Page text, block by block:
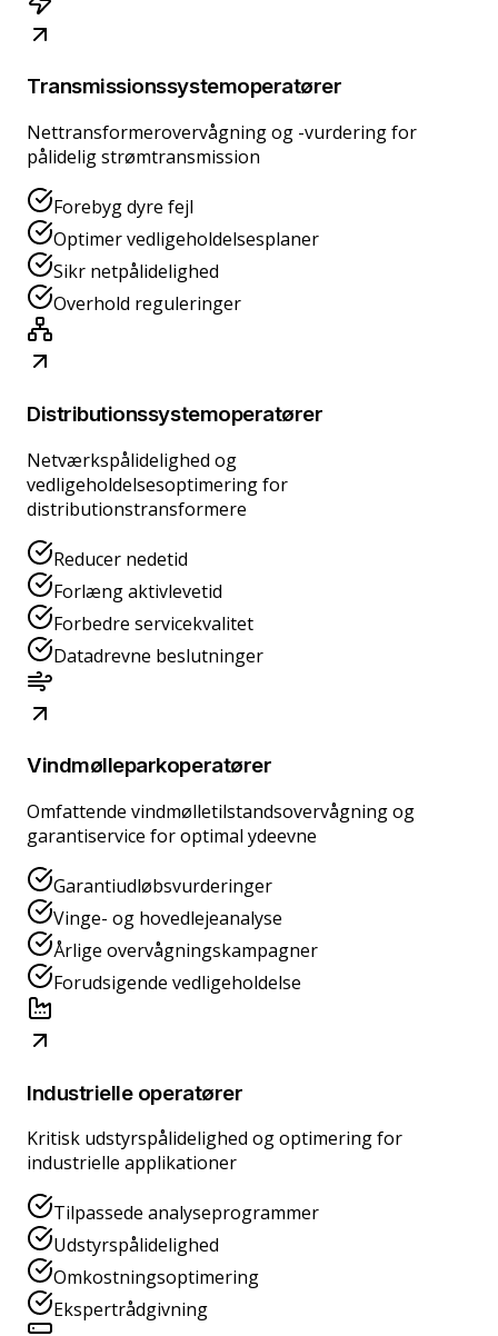
Transmissionssystemoperatører
Nettransformerovervågning og -vurdering for
pålidelig strømtransmission
Forebyg dyre fejl
Optimer vedligeholdelsesplaner
Sikr netpålidelighed
Overhold reguleringer
Distributionssystemoperatører
Netværkspålidelighed og
vedligeholdelsesoptimering for
distributionstransformere
Reducer nedetid
Forlæng aktivlevetid
Forbedre servicekvalitet
Datadrevne beslutninger
Vindmølleparkoperatører
Omfattende vindmølletilstandsovervågning og
garantiservice for optimal ydeevne
Garantiudløbsvurderinger
Vinge- og hovedlejeanalyse
Årlige overvågningskampagner
Forudsigende vedligeholdelse
Industrielle operatører
Kritisk udstyrspålidelighed og optimering for
industrielle applikationer
Tilpassede analyseprogrammer
Udstyrspålidelighed
Omkostningsoptimering
Ekspertrådgivning